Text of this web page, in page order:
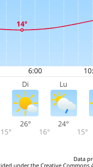
Di Lu
15°
26°
16°
24°
15°
Data
under the Creative Commons